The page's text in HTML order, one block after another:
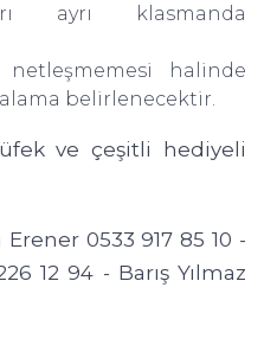
ayrı klasmanda
halinde
belirlenecektir.
ve çeşitli hediyeli
0533 917 85 10 -
12 94 - Barış Yılmaz